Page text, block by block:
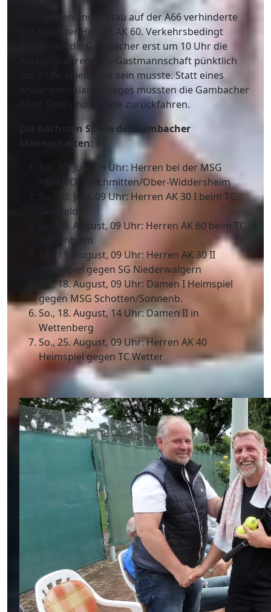
Ein stundenlanger Stau auf der A66 verhinderte
das Spiel der Herren AK 60. Verkehrsbedingt
erreichten die Gambacher erst um 10 Uhr die
Anlage, während die Gastmannschaft pünktlich
um 9 Uhr spielbereit sein musste. Statt eines
erwarteten klaren Sieges mussten die Gambacher
ohne Spiel und Punkte zurückfahren.
Die nächsten Spiele der Gambacher
Mannschaften:
So., 30. Juni, 09 Uhr: Herren bei der MSG
Nidda/Oberschmitten/Ober-Widdersheim
So., 30. Juni, 09 Uhr: Herren AK 30 I beim TC
Gersfeld
Sa., 10. August, 09 Uhr: Herren AK 60 beim TC
Geisenheim
So., 11. August, 09 Uhr: Herren AK 30 II
Heimspiel gegen SG Niederwalgern
So., 18. August, 09 Uhr: Damen I Heimspiel
gegen MSG Schotten/Sonnenb.
So., 18. August, 14 Uhr: Damen II in
Wettenberg
So., 25. August, 09 Uhr: Herren AK 40
Heimspiel gegen TC Wetter